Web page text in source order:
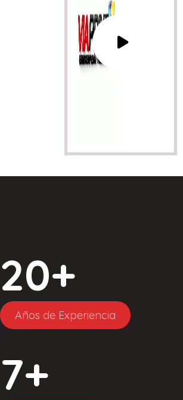
20+
Años de Experiencia
7+